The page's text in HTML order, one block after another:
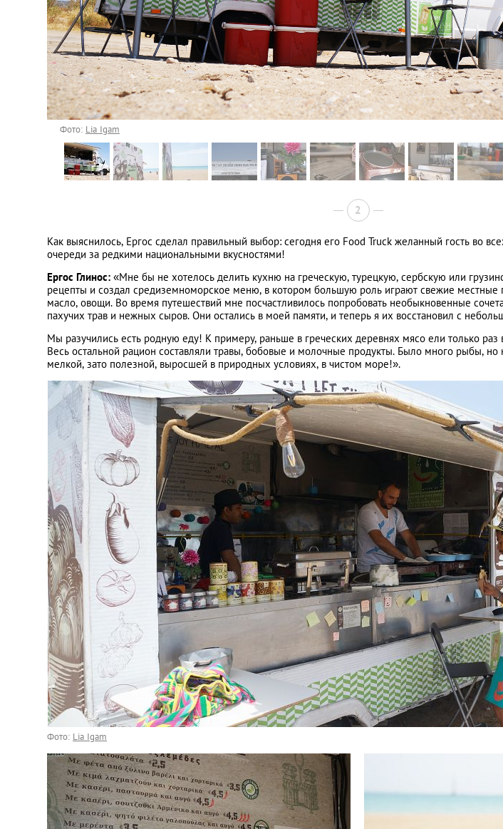
Фото: Lia Igam
2
Как выяснилось, Ергос сделал правильный выбор: сегодня его Food Truck желанный гость во
очереди за редкими национальными вкусностями!
Ергос Глинос: «Мне бы не хотелось делить кухню на греческую, турецкую, сербскую или
рецепты и создал средиземноморское меню, в котором большую роль играют свежие местные
масло, овощи. Во время путешествий мне посчастливилось попробовать необыкновенные
пахучих трав и нежных сыров. Они остались в моей памяти, и теперь я их восстановил с
Мы разучились есть родную еду! К примеру, раньше в греческих деревнях мясо ели только
Весь остальной рацион составляли травы, бобовые и молочные продукты. Было много рыбы, но
мелкой, зато полезной, выросшей в природных условиях, в чистом море!».
Фото: Lia Igam